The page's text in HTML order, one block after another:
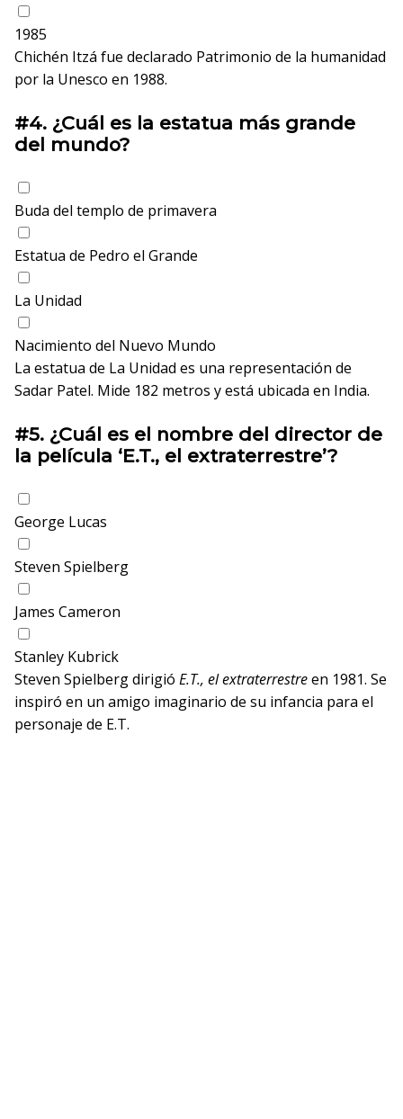
1985
Chichén Itzá fue declarado Patrimonio de la humanidad
por la Unesco en 1988.
#4. ¿Cuál es la estatua más grande
del mundo?
Buda del templo de primavera
Estatua de Pedro el Grande
La Unidad
Nacimiento del Nuevo Mundo
La estatua de La Unidad es una representación de
Sadar Patel. Mide 182 metros y está ubicada en India.
#5. ¿Cuál es el nombre del director de
la película ‘E.T., el extraterrestre’?
George Lucas
Steven Spielberg
James Cameron
Stanley Kubrick
Steven Spielberg dirigió E.T., el extraterrestreen 1981. Se
inspiró en un amigo imaginario de su infancia para el
personaje de E.T.